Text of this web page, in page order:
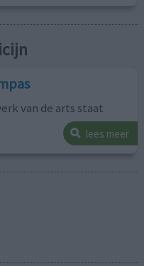
van de arts staat
lees meer